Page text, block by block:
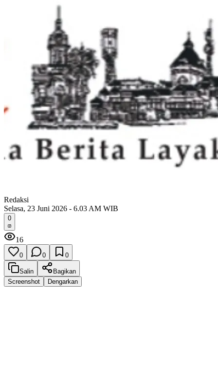
Redaksi
Selasa, 23 Juni 2026 - 6.03 AM WIB
0
16
0 0 0
Salin
Bagikan
Screenshot
Dengarkan